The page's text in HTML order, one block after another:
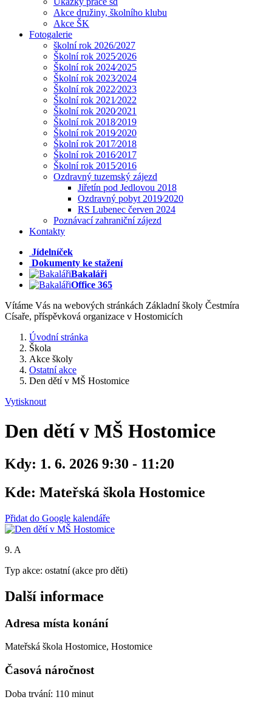
Akce družiny, školního klubu
Akce ŠK
Fotogalerie
školní rok 2026/2027
Školní rok 2025⁄2026
Školní rok 2024⁄2025
Školní rok 2023⁄2024
Školní rok 2022⁄2023
Školní rok 2021⁄2022
Školní rok 2020⁄2021
Školní rok 2018⁄2019
Školní rok 2019⁄2020
Školní rok 2017⁄2018
Školní rok 2016⁄2017
Školní rok 2015⁄2016
Ozdravný tuzemský zájezd
Jiřetín pod Jedlovou 2018
Ozdravný pobyt 2019⁄2020
RS Lubenec červen 2024
Poznávací zahraniční zájezd
Kontakty
Jídelníček
Dokumenty ke stažení
Bakaláři
Office 365
Vítáme Vás na webových stránkách Základní školy Čestmíra
Císaře, příspěvková organizace v Hostomicích
Úvodní stránka
Škola
Akce školy
Ostatní akce
Den dětí v MŠ Hostomice
Vytisknout
Den dětí v MŠ Hostomice
Kdy: 1. 6. 2026 9:30 - 11:20
Kde: Mateřská škola Hostomice
Přidat do Google kalendáře
9. A
Typ akce: ostatní (akce pro děti)
Další informace
Adresa místa konání
Mateřská škola Hostomice, Hostomice
Časová náročnost
Doba trvání: 110 minut